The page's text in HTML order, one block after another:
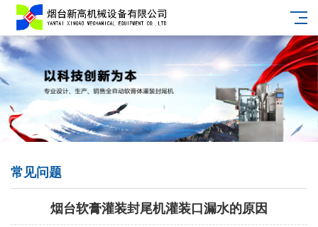
常见问题
烟台软膏灌装封尾机灌装口漏水的原因